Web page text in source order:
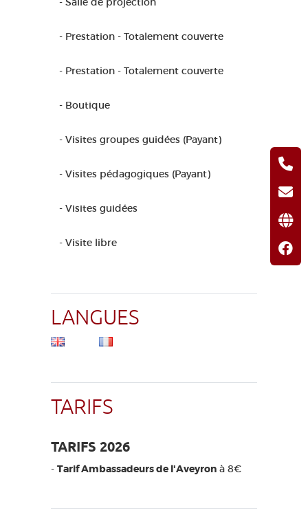
- Prestation - Totalement couverte
- Prestation - Totalement couverte
- Boutique
- Visites groupes guidées (Payant)
- Visites pédagogiques (Payant)
- Visites guidées
- Visite libre
LANGUES
TARIFS
TARIFS 2026
- Tarif Ambassadeurs de l'Aveyron à 8€